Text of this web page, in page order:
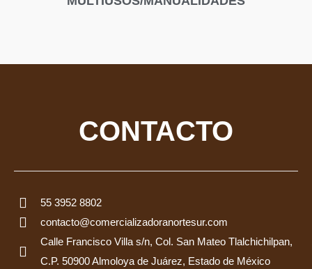
CONTACTO
55 3952 8802
contacto@comercializadoranortesur.com
Calle Francisco Villa s/n, Col. San Mateo Tlalchichilpan,
C.P. 50900 Almoloya de Juárez, Estado de México